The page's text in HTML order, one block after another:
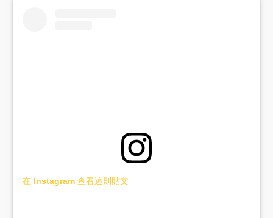
在 Instagram 查看這則貼文